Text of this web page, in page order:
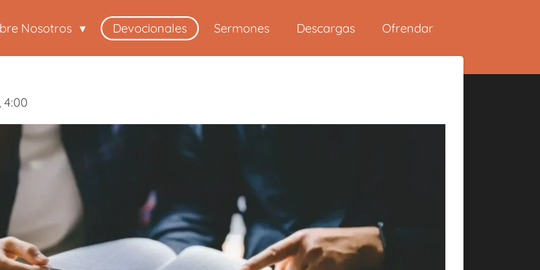
Nosotros Devocionales Sermones Descargas Ofrendar
4:00